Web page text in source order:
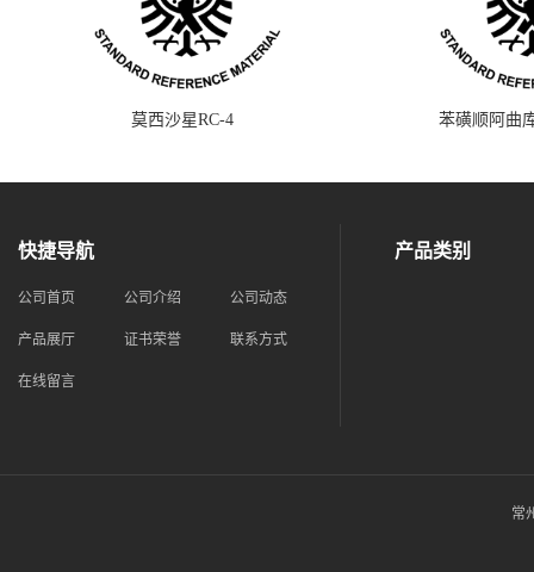
莫西沙星RC-4 苯磺顺阿曲
快捷导航
公司首页 公司介绍 公司动态
产品展厅 证书荣誉 联系方式
在线留言
产品类别
常